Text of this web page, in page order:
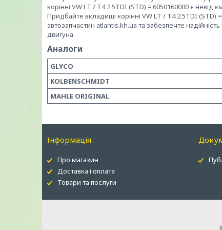
корінні VW LT / T4 2.5TDI (STD) = 6050160000 є
Придбайте вкладиші корінні VW LT / T4 2.5TDI (STD)
автозапчастин atlantis.kh.ua та забезпечте
двигуна
Аналоги
GLYCO
KOLBENSCHMIDT
MAHLE ORIGINAL
Інформація
Про магазин
Доставка і оплата
Товари та послуги